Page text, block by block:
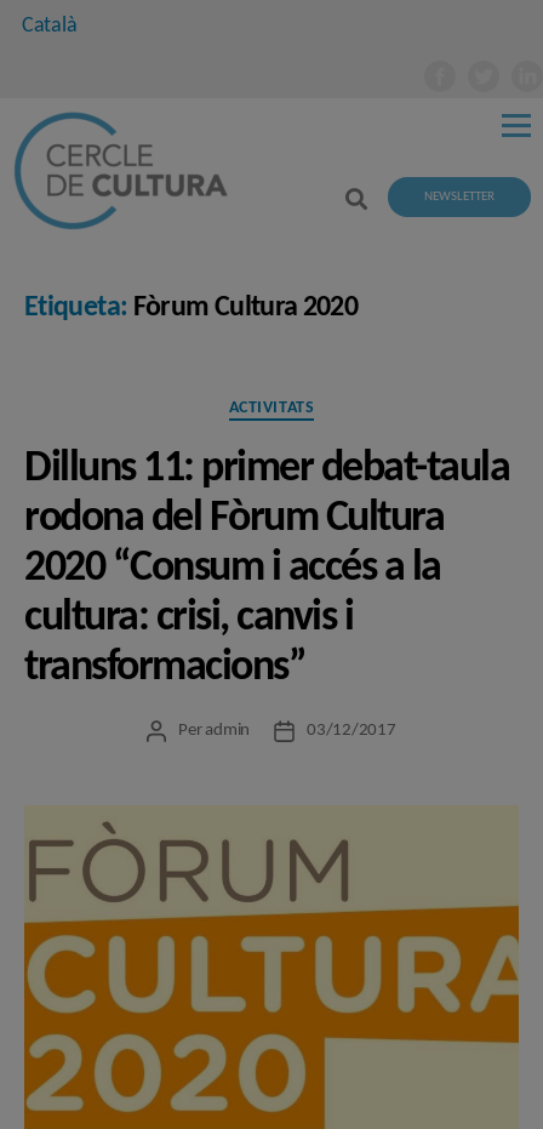
Català
NEWSLETTER
Etiqueta: Fòrum Cultura 2020
Categories
ACTIVITATS
Dilluns 11: primer debat-taula
rodona del Fòrum Cultura
2020 “Consum i accés a la
cultura: crisi, canvis i
transformacions”
Autor
Per admin
Data03/12/2017